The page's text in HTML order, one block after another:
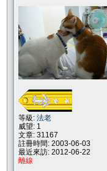
等級: 法老
威望: 1
文章: 31167
註冊時間: 2003-06-03
最近來訪: 2012-06-22
離線